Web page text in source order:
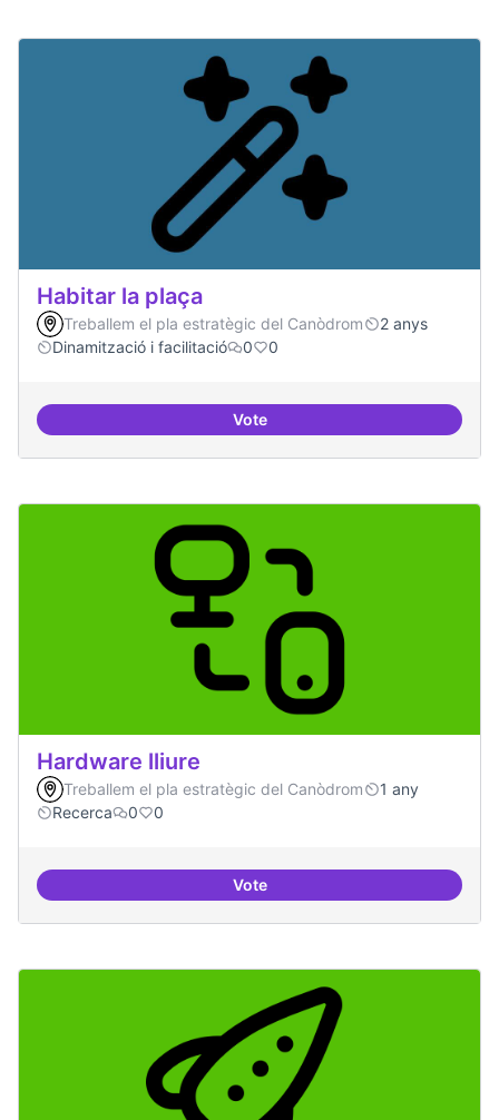
Habitar la plaça
Treballem el pla estratègic del Canòdrom
2 anys
Dinamització i facilitació
0 0
VoteHabitar la plaça
Hardware lliure
Treballem el pla estratègic del Canòdrom
1 any
Recerca
0 0
VoteHardware lliure